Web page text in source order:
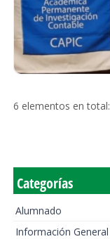
6 elementos en total:
Categorías
Alumnado
Información General